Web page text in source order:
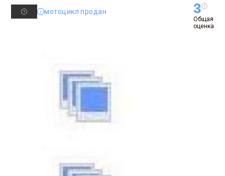
мотоцикл продан 3
Общая
оценка